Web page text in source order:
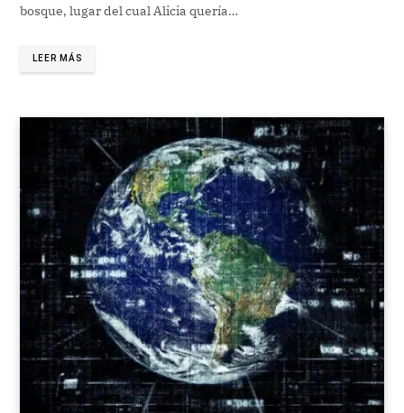
bosque, lugar del cual Alicia quería…
LEER MÁS